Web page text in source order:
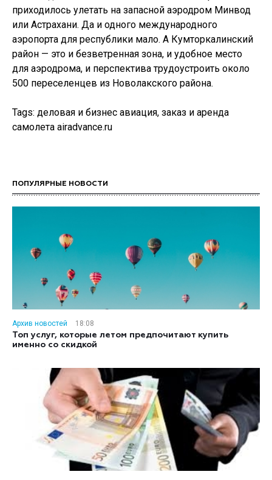
приходилось улетать на запасной аэродром Минвод
или Астрахани. Да и одного международного
аэропорта для республики мало. А Кумторкалинский
район — это и безветренная зона, и удобное место
для аэродрома, и перспектива трудоустроить около
500 переселенцев из Новолакского района.
Tags: деловая и бизнес авиация, заказ и аренда
самолета airadvance.ru
ПОПУЛЯРНЫЕ НОВОСТИ
Архив новостей
18:08
Топ услуг, которые летом предпочитают купить
именно со скидкой